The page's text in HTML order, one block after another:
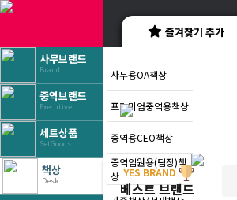
사무브랜드
Brand
중역브랜드
Executive
세트상품
SetGoods
책상
Desk
사무용OA책상
프리미엄중역용책상
중역용CEO책상
중역임원용(팀장)책
상
즐겨찾기 추가
YES BRAND
베스트 브랜드